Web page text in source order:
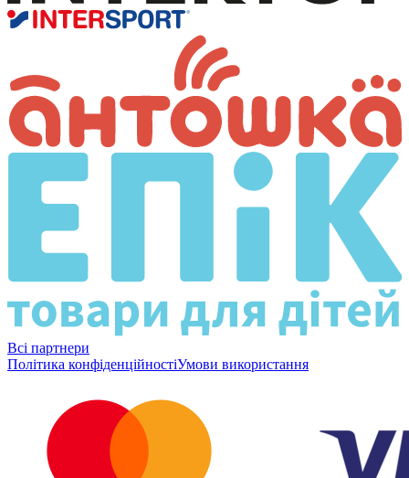
Всі партнери
Політика конфіденційностіУмови використання